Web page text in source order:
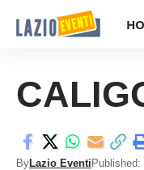
ByLazio Eventi Published: